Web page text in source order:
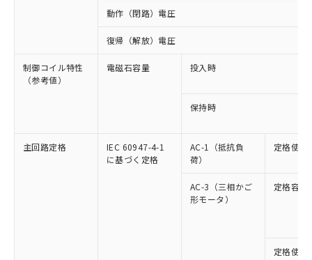
動作（閉路）電圧
復帰（解放）電圧
制御コイル特性
（参考値）
電磁石容量 投入時
保持時
主回路定格
IEC 60947-4-1
に基づく定格
AC-1（抵抗負
荷）
定格使用
AC-3（三相かご
形モータ）
定格容量
定格使用